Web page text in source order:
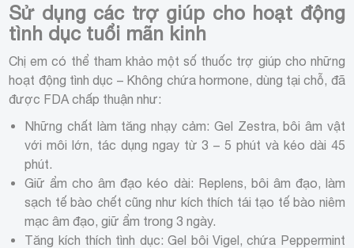
Sử dụng các trợ giúp cho hoạt động
tình dục tuổi mãn kinh
Chị em có thể tham khảo một số thuốc trợ giúp cho những
hoạt động tình dục – Không chứa hormone, dùng tại chỗ, đã
được FDA chấp thuận như:
Những chất làm tăng nhạy cảm: Gel Zestra, bôi âm vật
với môi lớn, tác dụng ngay từ 3 – 5 phút và kéo dài 45
phút.
Giữ ẩm cho âm đạo kéo dài: Replens, bôi âm đạo, làm
sạch tế bào chết cũng như kích thích tái tạo tế bào niêm
mạc âm đạo, giữ ẩm trong 3 ngày.
Tăng kích thích tình dục: Gel bôi Vigel, chứa Peppermint